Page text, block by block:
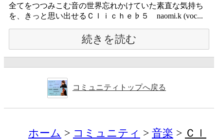
全てをつつみこむ音の世界忘れかけていた素直な気持ち
を、きっと思い出せるＣｌｉｃｈｅ♭５ naomi.k (voc...
続きを読む
コミュニティトップへ戻る
ホーム コミュニティ 音楽
Ｃｌ